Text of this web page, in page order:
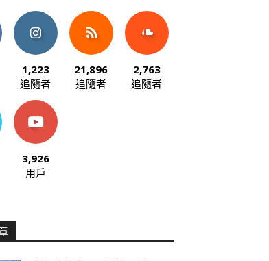
1,223
追隨者
21,896
追隨者
2,763
追隨者
3,926
用戶